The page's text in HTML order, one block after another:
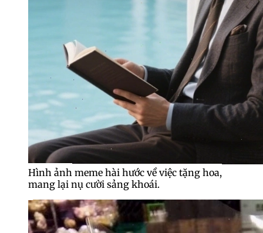
Hình ảnh meme hài hước về việc tặng hoa,
mang lại nụ cười sảng khoái.